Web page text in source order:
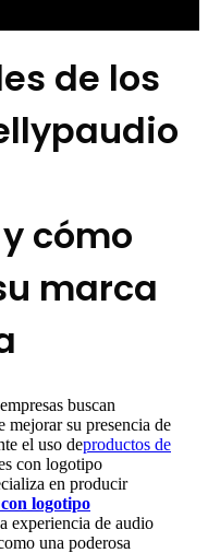
de los
cómo
marca
buscan
mejorar su presencia de
el uso deproductos de
con logotipo
en producir
logotipo
experiencia de audio
una poderosa